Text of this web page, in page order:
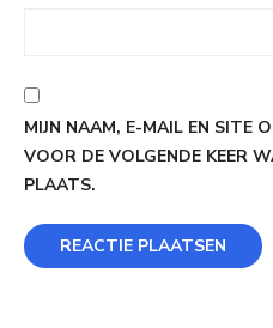
MIJN NAAM, E-MAIL EN SITE
VOOR DE VOLGENDE KEER
PLAATS.